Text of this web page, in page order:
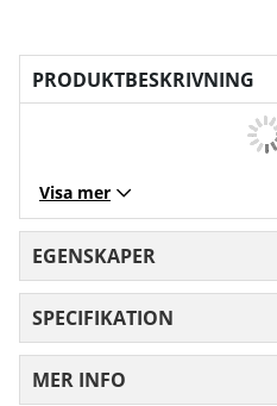
PRODUKTBESKRIVNING
Visa mer
EGENSKAPER
SPECIFIKATION
MER INFO